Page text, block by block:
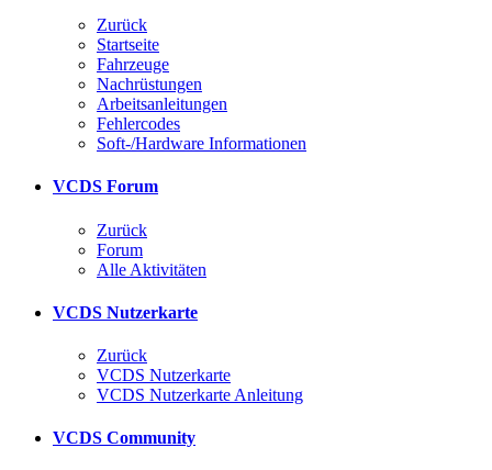
Zurück
Startseite
Fahrzeuge
Nachrüstungen
Arbeitsanleitungen
Fehlercodes
Soft-/Hardware Informationen
VCDS Forum
Zurück
Forum
Alle Aktivitäten
VCDS Nutzerkarte
Zurück
VCDS Nutzerkarte
VCDS Nutzerkarte Anleitung
VCDS Community